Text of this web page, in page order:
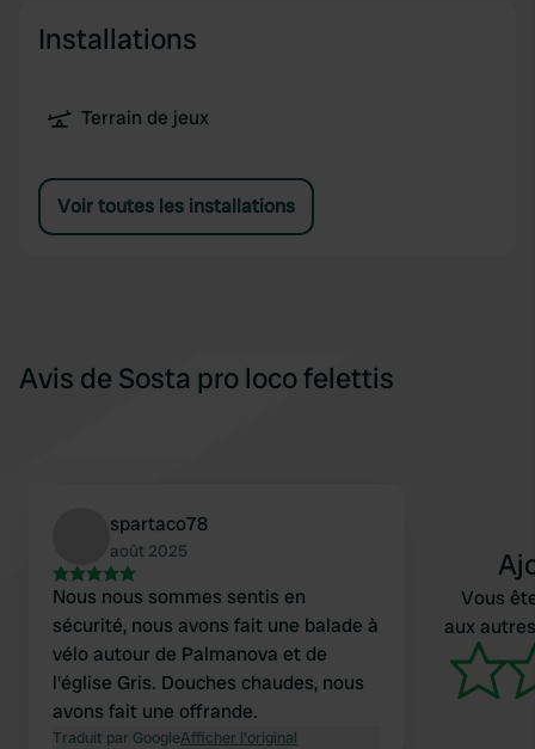
Installations
Terrain de jeux
Voir toutes les installations
Avis de Sosta pro loco felettis
spartaco78
août 2025
Nous nous sommes sentis en
sécurité, nous avons fait une balade à
vélo autour de Palmanova et de
l'église Gris. Douches chaudes, nous
avons fait une offrande.
Traduit par GoogleAfficher l'original
Vous
aux